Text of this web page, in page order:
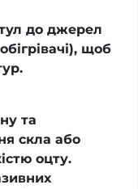
до джерел
щоб
та
скла або
оцту.